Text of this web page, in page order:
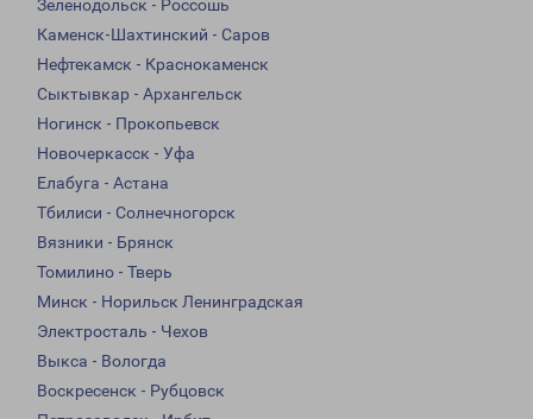
Зеленодольск - Россошь
Каменск-Шахтинский - Саров
Нефтекамск - Краснокаменск
Сыктывкар - Архангельск
Ногинск - Прокопьевск
Новочеркасск - Уфа
Елабуга - Астана
Тбилиси - Солнечногорск
Вязники - Брянск
Томилино - Тверь
Минск - Норильск Ленинградская
Электросталь - Чехов
Выкса - Вологда
Воскресенск - Рубцовск